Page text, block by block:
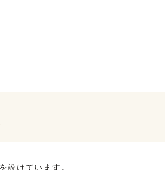
設けています。